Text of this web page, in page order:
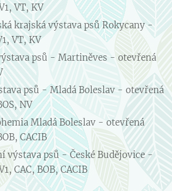
VT, KV
krajská výstava psů Rokycany -
VT, KV
psů - Martiněves - otevřená
psů - Mladá Boleslav - otevřená
NV
Mladá Boleslav - otevřená
CACIB
výstava psů - České Budějovice -
CAC, BOB, CACIB